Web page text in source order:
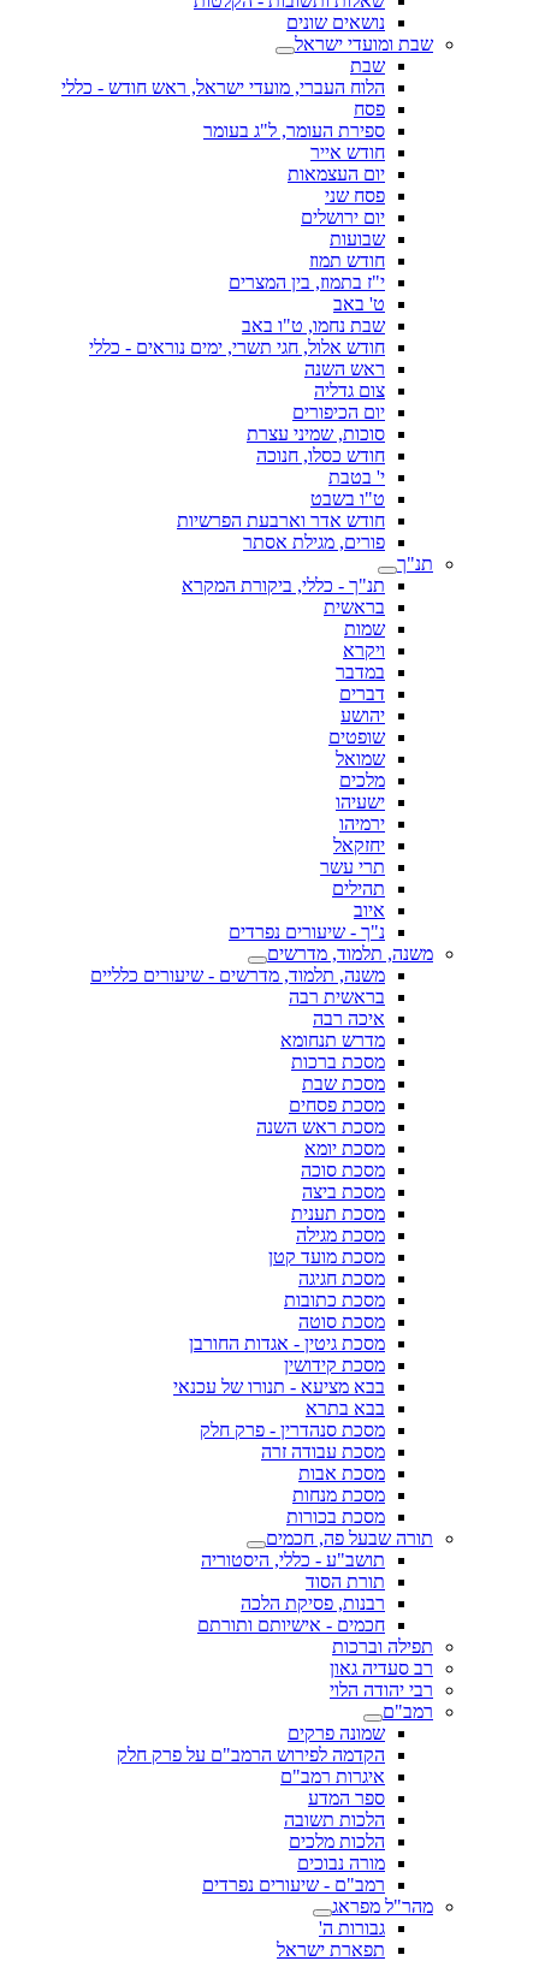
נושאים שונים
שבת ומועדי ישראל
שבת
הלוח העברי, מועדי ישראל, ראש חודש - כללי
פסח
ספירת העומר, ל"ג בעומר
חודש אייר
יום העצמאות
פסח שני
יום ירושלים
שבועות
חודש תמוז
י"ז בתמוז, בין המצרים
ט' באב
שבת נחמו, ט"ו באב
חודש אלול, חגי תשרי, ימים נוראים - כללי
ראש השנה
צום גדליה
יום הכיפורים
סוכות, שמיני עצרת
חודש כסלו, חנוכה
י' בטבת
ט"ו בשבט
חודש אדר וארבעת הפרשיות
פורים, מגילת אסתר
תנ"ך
תנ"ך - כללי, ביקורת המקרא
בראשית
שמות
ויקרא
במדבר
דברים
יהושע
שופטים
שמואל
מלכים
ישעיהו
ירמיהו
יחזקאל
תרי עשר
תהילים
איוב
נ"ך - שיעורים נפרדים
משנה, תלמוד, מדרשים
משנה, תלמוד, מדרשים - שיעורים כלליים
בראשית רבה
איכה רבה
מדרש תנחומא
מסכת ברכות
מסכת שבת
מסכת פסחים
מסכת ראש השנה
מסכת יומא
מסכת סוכה
מסכת ביצה
מסכת תענית
מסכת מגילה
מסכת מועד קטן
מסכת חגיגה
מסכת כתובות
מסכת סוטה
מסכת גיטין - אגדות החורבן
מסכת קידושין
בבא מציעא - תנורו של עכנאי
בבא בתרא
מסכת סנהדרין - פרק חלק
מסכת עבודה זרה
מסכת אבות
מסכת מנחות
מסכת בכורות
תורה שבעל פה, חכמים
תושב"ע - כללי, היסטוריה
תורת הסוד
רבנות, פסיקת הלכה
חכמים - אישיותם ותורתם
תפילה וברכות
רב סעדיה גאון
רבי יהודה הלוי
רמב"ם
שמונה פרקים
הקדמה לפירוש הרמב"ם על פרק חלק
איגרות רמב"ם
ספר המדע
הלכות תשובה
הלכות מלכים
מורה נבוכים
רמב"ם - שיעורים נפרדים
מהר"ל מפראג
גבורות ה'
תפארת ישראל